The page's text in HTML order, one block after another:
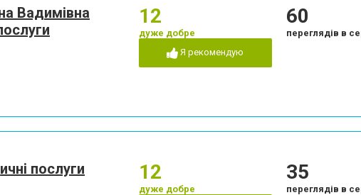
Вадимівна
12
дуже добре
Я рекомендую
60
переглядів в
послуги
12
дуже добре
35
переглядів в